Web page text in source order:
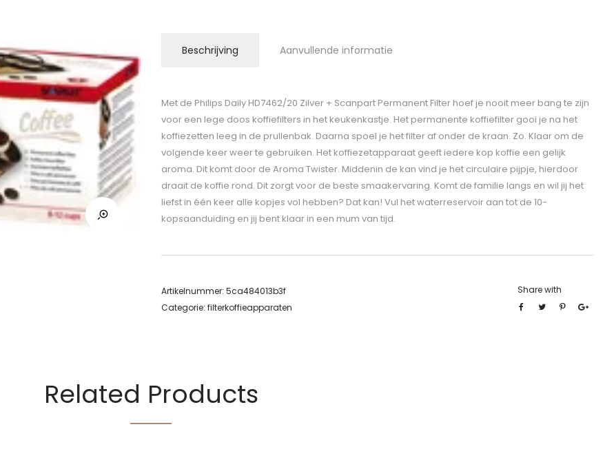
Beschrijving Aanvullende informatie
Met de Philips Daily HD7462/20 Zilver + Scanpart Permanent Filter hoef je nooit meer bang te zijn
voor een lege doos koffiefilters in het keukenkastje. Het permanente koffiefilter gooi je na het
koffiezetten leeg in de prullenbak. Daarna spoel je het filter af onder de kraan. Zo. Klaar om de
volgende keer weer te gebruiken. Het koffiezetapparaat geeft iedere kop koffie een gelijk
aroma. Dit komt door de Aroma Twister. Middenin de kan vind je het circulaire pijpje, hierdoor
draait de koffie rond. Dit zorgt voor de beste smaakervaring. Komt de familie langs en wil jij het
liefst in één keer alle kopjes vol hebben? Dat kan! Vul het waterreservoir aan tot de 10-
kopsaanduiding en jij bent klaar in een mum van tijd.
Artikelnummer: 5ca484013b3f
Categorie: filterkoffieapparaten
Share with
Related Products